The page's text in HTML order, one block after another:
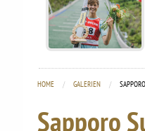
HOME GALERIEN CURRENT:
Sapporo